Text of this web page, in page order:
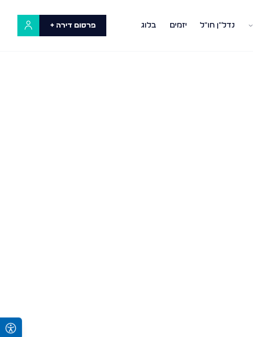
נדל"ן חו"ל יזמים בלוג פרסום דירה +